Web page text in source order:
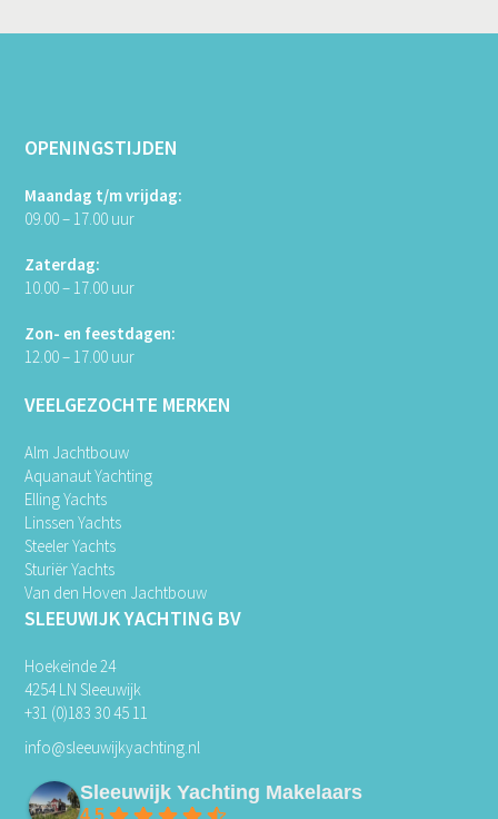
OPENINGSTIJDEN
Maandag t/m vrijdag:
09.00 – 17.00 uur
Zaterdag:
10.00 – 17.00 uur
Zon- en feestdagen:
12.00 – 17.00 uur
VEELGEZOCHTE MERKEN
Alm Jachtbouw
Aquanaut Yachting
Elling Yachts
Linssen Yachts
Steeler Yachts
Sturiër Yachts
Van den Hoven Jachtbouw
SLEEUWIJK YACHTING BV
Hoekeinde 24
4254 LN Sleeuwijk
+31 (0)183 30 45 11
info@sleeuwijkyachting.nl
Sleeuwijk Yachting Makelaars